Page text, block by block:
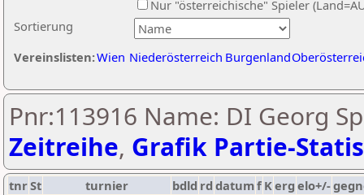
Sortierung
Nur "österreichische" Spieler
Vereinslisten:Wien Niederösterreich Burgenland
Pnr:113916 Name: DI Georg
Zeitreihe, Grafik Partie-
tnrSt turnier bdld rd datumf Kerg elo+/-